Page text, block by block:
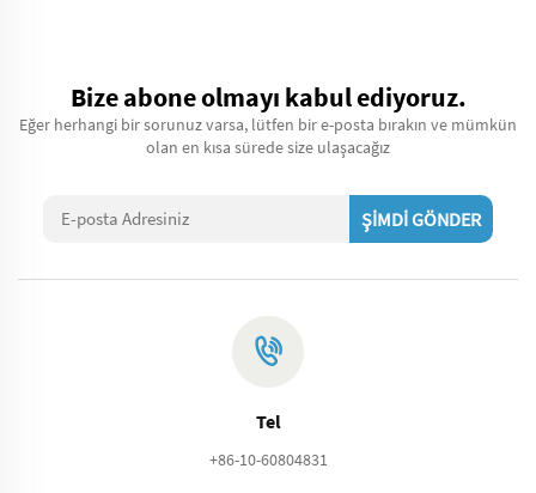
Bize abone olmayı kabul ediyoruz.
Eğer herhangi bir sorunuz varsa, lütfen bir e-posta bırakın ve mümkün
olan en kısa sürede size ulaşacağız
ŞİMDİ GÖNDER
Tel
+86-10-60804831